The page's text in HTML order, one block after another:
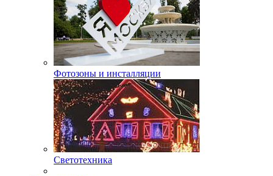
Фотозоны и инсталляции
Светотехника